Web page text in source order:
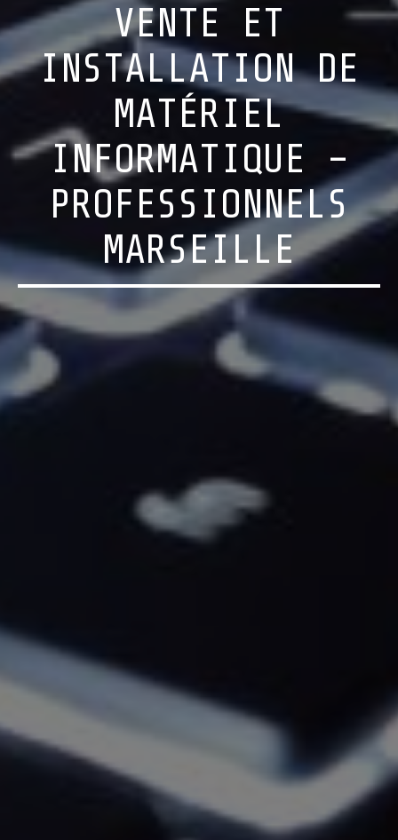
VENTE ET
INSTALLATION DE
MATÉRIEL
INFORMATIQUE –
PROFESSIONNELS
MARSEILLE